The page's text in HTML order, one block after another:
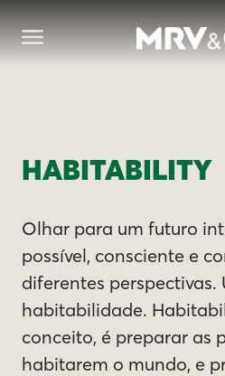
HABITABILITY
Olhar para um futuro
possível, consciente e
diferentes
habitabilidade.
conceito, é preparar as
habitarem o mundo, e